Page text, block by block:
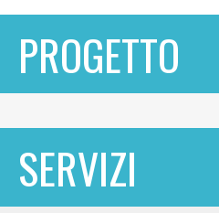
PROGETTO
SERVIZI